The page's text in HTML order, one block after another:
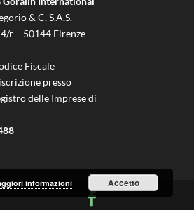
& C. S.A.S.
r – 50144 Firenze
Fiscale
presso
delle Imprese di
informazioni Accetto